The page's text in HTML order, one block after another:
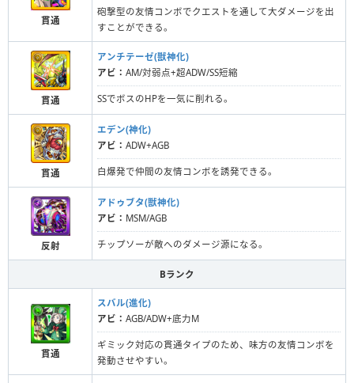
貫通
砲撃型の友情コンボでクエストを通して大ダメージを出
すことができる。
貫通
アンチテーゼ(獣神化)
アビ： AM/対弱点+超ADW/SS短縮
SSでボスのHPを一気に削れる。
貫通
エデン(神化)
アビ： ADW+AGB
白爆発で仲間の友情コンボを誘発できる。
反射
アドゥブタ(獣神化)
アビ： MSM/AGB
チップソーが敵へのダメージ源になる。
Bランク
貫通
スバル(進化)
アビ： AGB/ADW+底力M
ギミック対応の貫通タイプのため、味方の友情コンボを
発動させやすい。